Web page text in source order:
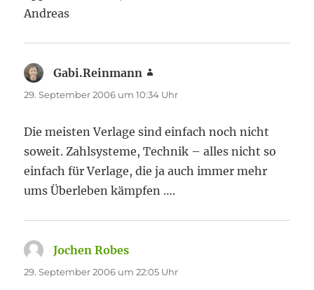
Andreas
Gabi.Reinmann
29. September 2006 um 10:34 Uhr
Die meisten Verlage sind einfach noch nicht
soweit. Zahlsysteme, Technik – alles nicht so
einfach für Verlage, die ja auch immer mehr
ums Überleben kämpfen ….
Jochen Robes
29. September 2006 um 22:05 Uhr